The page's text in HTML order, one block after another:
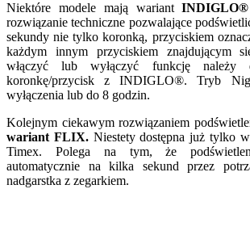
Niektóre modele mają wariant
rozwiązanie techniczne pozwalające
sekundy nie tylko koronką, przyciskiem
każdym innym przyciskiem znajdującym
włączyć lub wyłączyć funkcję należy
koronkę/przycisk z INDIGLO®. Tryb
wyłączenia lub do 8 godzin.
Kolejnym ciekawym rozwiązaniem
wariant FLIX.Niestety dostępna już tylko w
Timex. Polega na tym, że
automatycznie na kilka sekund przez
nadgarstka z zegarkiem.